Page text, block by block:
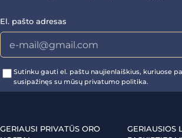
El. pašto adresas
Sutinku gauti el. paštu naujienlaiškius, kuriuose
susipažinęs su mūsų privatumo politika.
GERIAUSI PRIVATŪS ORO
GERIAUSIOS